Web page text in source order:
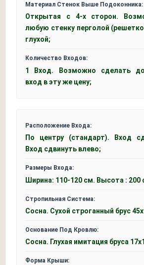
Материал Стенок Выше Подоконника:
Открытая с 4-х сторон.
любую стенку перголой
глухой;
Количество Входов:
1 Вход. Возможно сделать
вход в эту же цену;
Расположение Входа:
По центру (стандарт). Вход
Вход сдвинуть влево;
Размеры Входа:
Ширина: 110-120 см. Высота : 200
Стропильная Система:
Сосна. Сухой строганный брус
Основание Под Кровлю:
Сосна. Глухая имитация бруса
Форма Крыши: